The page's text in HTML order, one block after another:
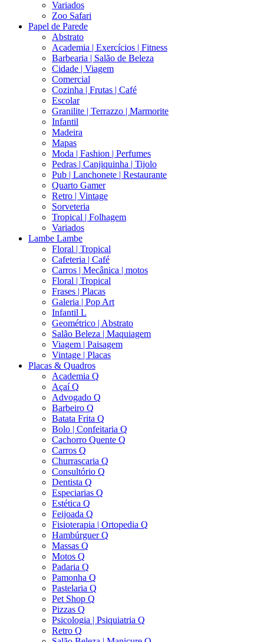
Variados
Zoo Safari
Papel de Parede
Abstrato
Academia | Exercícios | Fitness
Barbearia | Salão de Beleza
Cidade | Viagem
Comercial
Cozinha | Frutas | Café
Escolar
Granilite | Terrazzo | Marmorite
Infantil
Madeira
Mapas
Moda | Fashion | Perfumes
Pedras | Canjiquinha | Tijolo
Pub | Lanchonete | Restaurante
Quarto Gamer
Retro | Vintage
Sorveteria
Tropical | Folhagem
Variados
Lambe Lambe
Floral | Tropical
Cafeteria | Café
Carros | Mecânica | motos
Floral | Tropical
Frases | Placas
Galeria | Pop Art
Infantil L
Geométrico | Abstrato
Salão Beleza | Maquiagem
Viagem | Paisagem
Vintage | Placas
Placas & Quadros
Academia Q
Açaí Q
Advogado Q
Barbeiro Q
Batata Frita Q
Bolo | Confeitaria Q
Cachorro Quente Q
Carros Q
Churrascaria Q
Consultório Q
Dentista Q
Especiarias Q
Estética Q
Feijoada Q
Fisioterapia | Ortopedia Q
Hambúrguer Q
Massas Q
Motos Q
Padaria Q
Pamonha Q
Pastelaria Q
Pet Shop Q
Pizzas Q
Psicologia | Psiquiatria Q
Retro Q